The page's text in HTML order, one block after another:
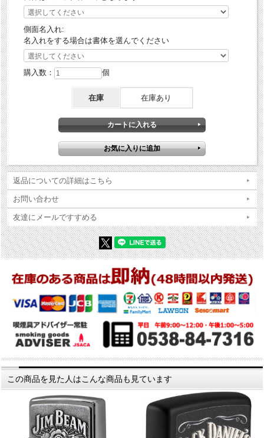
側面名入れ:
名入れをする場合は書体を選んでください
購入数： 個
在庫 在庫あり
返品についての詳細はこちら
お問い合わせ
友達にメールですすめる
この商品を見た人はこんな商品も見ています